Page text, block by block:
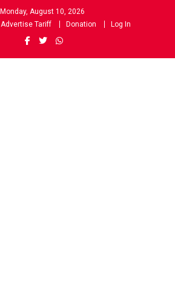
Monday, August 10, 2026
Advertise Tariff Donation Log In